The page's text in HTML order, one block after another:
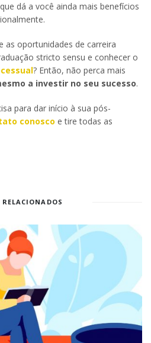
dá a você ainda mais benefícios
as oportunidades de carreira
stricto sensu e conhecer o
? Então, não perca mais
a investir no seu sucesso.
para dar início à sua pós-
conosco e tire todas as
RELACIONADOS